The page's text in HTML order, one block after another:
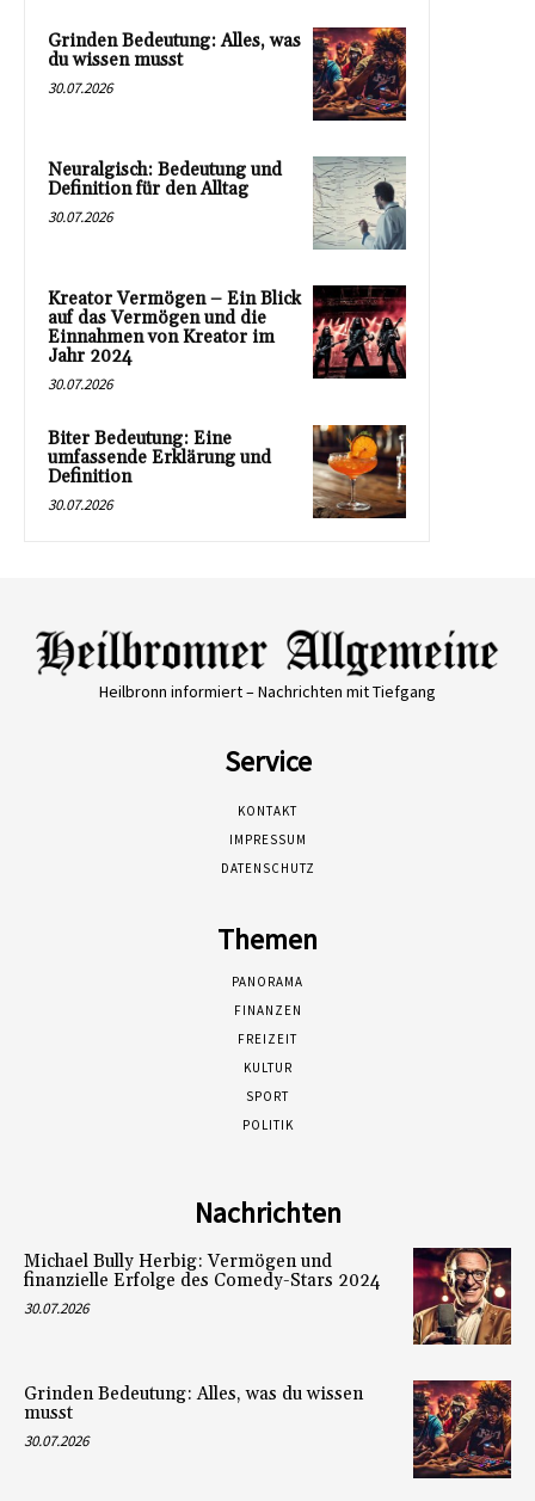
Grinden Bedeutung: Alles, was
du wissen musst
30.07.2026
Neuralgisch: Bedeutung und
Definition für den Alltag
30.07.2026
Kreator Vermögen – Ein Blick
auf das Vermögen und die
Einnahmen von Kreator im
Jahr 2024
30.07.2026
Biter Bedeutung: Eine
umfassende Erklärung und
Definition
30.07.2026
Heilbronn informiert – Nachrichten mit Tiefgang
Service
KONTAKT
IMPRESSUM
DATENSCHUTZ
Themen
PANORAMA
FINANZEN
FREIZEIT
KULTUR
SPORT
POLITIK
Nachrichten
Michael Bully Herbig: Vermögen und
finanzielle Erfolge des Comedy-Stars 2024
30.07.2026
Grinden Bedeutung: Alles, was du wissen
musst
30.07.2026